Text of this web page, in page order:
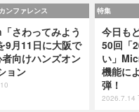
ンファレンス
さわってみよう
9月11日に大阪で
向けハンズオン
ョン
特集
今日も
50回「
い」
機能に
弾！
2026.7.14